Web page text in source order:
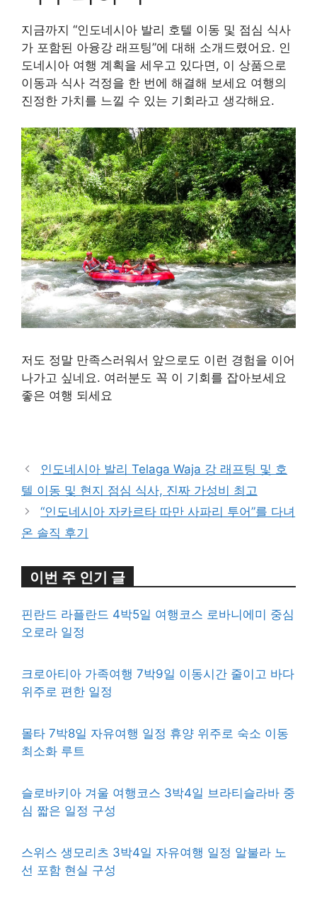
지금까지 “인도네시아 발리 호텔 이동 및 점심 식사
가 포함된 아융강 래프팅”에 대해 소개드렸어요. 인
도네시아 여행 계획을 세우고 있다면, 이 상품으로
이동과 식사 걱정을 한 번에 해결해 보세요 여행의
진정한 가치를 느낄 수 있는 기회라고 생각해요.
저도 정말 만족스러워서 앞으로도 이런 경험을 이어
나가고 싶네요. 여러분도 꼭 이 기회를 잡아보세요
좋은 여행 되세요
인도네시아 발리 Telaga Waja 강 래프팅 및 호
텔 이동 및 현지 점심 식사, 진짜 가성비 최고
“인도네시아 자카르타 따만 사파리 투어”를 다녀
온 솔직 후기
이번 주 인기 글
핀란드 라플란드 4박5일 여행코스 로바니에미 중심
오로라 일정
크로아티아 가족여행 7박9일 이동시간 줄이고 바다
위주로 편한 일정
몰타 7박8일 자유여행 일정 휴양 위주로 숙소 이동
최소화 루트
슬로바키아 겨울 여행코스 3박4일 브라티슬라바 중
심 짧은 일정 구성
스위스 생모리츠 3박4일 자유여행 일정 알불라 노
선 포함 현실 구성